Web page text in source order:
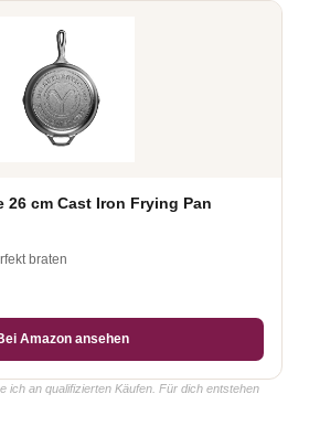
26 cm Cast Iron Frying Pan
braten
Amazon ansehen
ich an qualifizierten Käufen. Für dich entstehen